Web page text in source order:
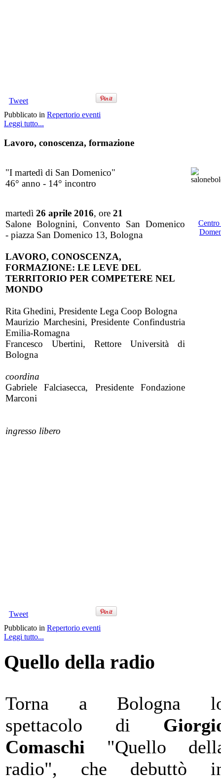
Tweet
Pubblicato in Repertorio eventi
Leggi tutto...
Lavoro, conoscenza, formazione
"I martedì di San Domenico"
46° anno - 14° incontro
martedì 26 aprile 2016, ore 21
Salone Bolognini, Convento San Domenico
- piazza San Domenico 13, Bologna
LAVORO, CONOSCENZA,
FORMAZIONE: LE LEVE DEL
TERRITORIO PER COMPETERE NEL
MONDO
Rita Ghedini, Presidente Lega Coop Bologna
Maurizio Marchesini, Presidente Confindustria
Emilia-Romagna
Francesco Ubertini, Rettore Università di
Bologna
coordina
Gabriele Falciasecca, Presidente Fondazione
Marconi
ingresso libero
Centro
Tweet
Pubblicato in Repertorio eventi
Leggi tutto...
Quello della radio
Torna a Bologna
spettacolo di
Comaschi "Quello
radio", che debuttò